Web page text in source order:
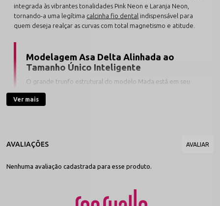
integrada às vibrantes tonalidades Pink Neon e Laranja Neon,
tornando-a uma legítima calcinha fio dental indispensável para
quem deseja realçar as curvas com total magnetismo e atitude.
Modelagem Asa Delta Alinhada ao
Tamanho Único Inteligente
O grande trunfo estrutural do modelo Mada está em seu
proposta de tamanho único inteligente, a peça adapta-se
suavemente acima do quadril, desenhando a cintura e
valorizando os flancos de forma dermo-gentil, sem apertar
A confecção rica em renda Touch Soft entrega um toque sedoso e
macio no contato com a pele, enquanto os desenhos vazados
Ver mais
Nenhuma avaliação cadastrada para esse produto.